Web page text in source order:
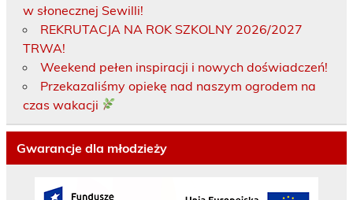
w słonecznej Sewilli!
REKRUTACJA NA ROK SZKOLNY 2026/2027
TRWA!
Weekend pełen inspiracji i nowych doświadczeń!
Przekazaliśmy opiekę nad naszym ogrodem na
czas wakacji
Gwarancje dla młodzieży